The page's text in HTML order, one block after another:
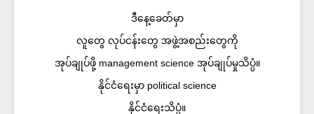
ဒီနေ့ခေတ်မှာ
လူတွေ လုပ်ငန်းတွေ အဖွဲ့အစည်းတွေကို
အုပ်ချုပ်ဖို့ management science အုပ်ချုပ်မှုသိပ္ပံ။
နိုင်ငံရေးမှာ political science
နိုင်ငံရေးသိပ္ပံ။